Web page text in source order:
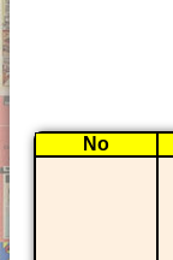
No